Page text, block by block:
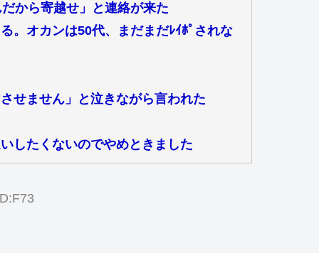
から寄越せ」と連絡が来た
。オカンは50代、まだまだﾚｲﾎﾟされな
せません」と泣きながら言われた
したくないのでやめときました